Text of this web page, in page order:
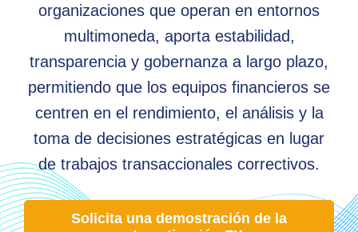
organizaciones que operan en entornos
multimoneda, aporta estabilidad,
transparencia y gobernanza a largo plazo,
permitiendo que los equipos financieros se
centren en el rendimiento, el análisis y la
toma de decisiones estratégicas en lugar
de trabajos transaccionales correctivos.
Solicita una demostración de la